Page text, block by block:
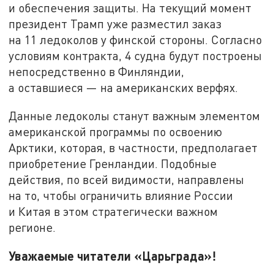
и обеспечения защиты. На текущий момент
президент Трамп уже разместил заказ
на 11 ледоколов у финской стороны. Согласно
условиям контракта, 4 судна будут построены
непосредственно в Финляндии,
а оставшиеся — на американских верфях.
Данные ледоколы станут важным элементом
американской программы по освоению
Арктики, которая, в частности, предполагает
приобретение Гренландии. Подобные
действия, по всей видимости, направлены
на то, чтобы ограничить влияние России
и Китая в этом стратегически важном
регионе.
Уважаемые читатели «Царьграда»!